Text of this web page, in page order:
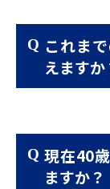
これま
えますか
現在40
ますか？